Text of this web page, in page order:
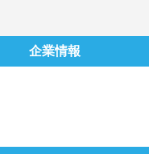
企業情報